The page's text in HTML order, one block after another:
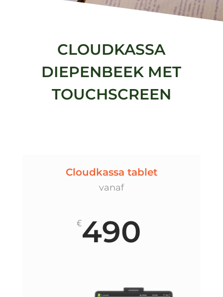
CLOUDKASSA
DIEPENBEEK MET
TOUCHSCREEN
Cloudkassa tablet
vanaf
€490